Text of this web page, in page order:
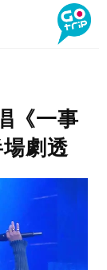
《一事
劇透